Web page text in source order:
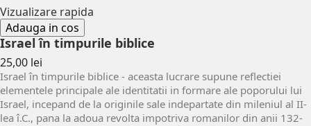
Vizualizare rapida
Adauga in cos
Israel în timpurile biblice
25,00 lei
Israel în timpurile biblice - aceasta lucrare supune reflectiei
elementele principale ale identitatii in formare ale poporului lui
Israel, incepand de la originile sale indepartate din mileniul al II-
lea î.C., pana la adoua revolta impotriva romanilor din anii 132-